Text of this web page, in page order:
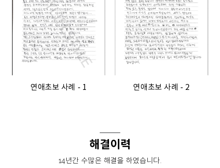
연애초보 사례 - 1 연애초보 사례 - 2
해결이력
14년간 수많은 해결을 하였습니다.